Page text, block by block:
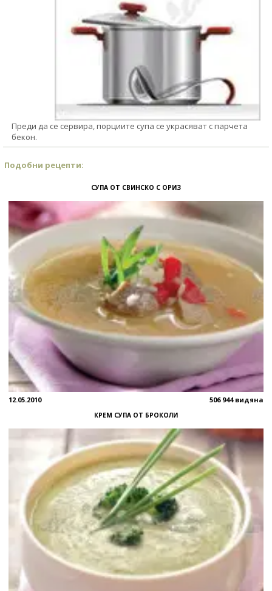
Преди да се сервира, порциите супа се украсяват с парчета
бекон.
Подобни рецепти:
СУПА ОТ СВИНСКО С ОРИЗ
12.05.2010 506 944 видяна
КРЕМ СУПА ОТ БРОКОЛИ